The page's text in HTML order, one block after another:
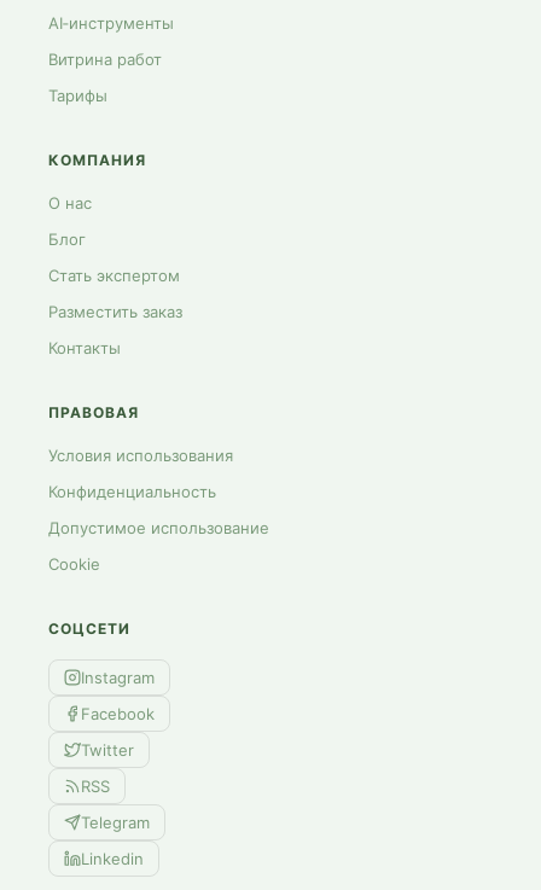
AI‑инструменты
Витрина работ
Тарифы
КОМПАНИЯ
О нас
Блог
Стать экспертом
Разместить заказ
Контакты
ПРАВОВАЯ
Условия использования
Конфиденциальность
Допустимое использование
Cookie
СОЦСЕТИ
Instagram
Facebook
Twitter
RSS
Telegram
Linkedin